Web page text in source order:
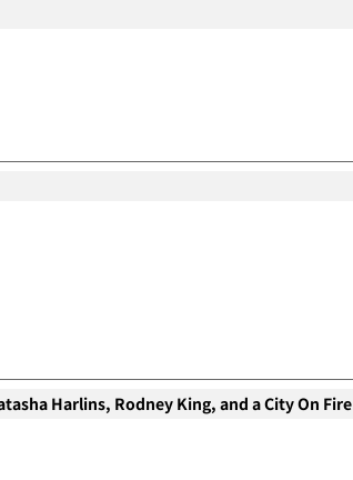
Harlins, Rodney King, and a City On Fire